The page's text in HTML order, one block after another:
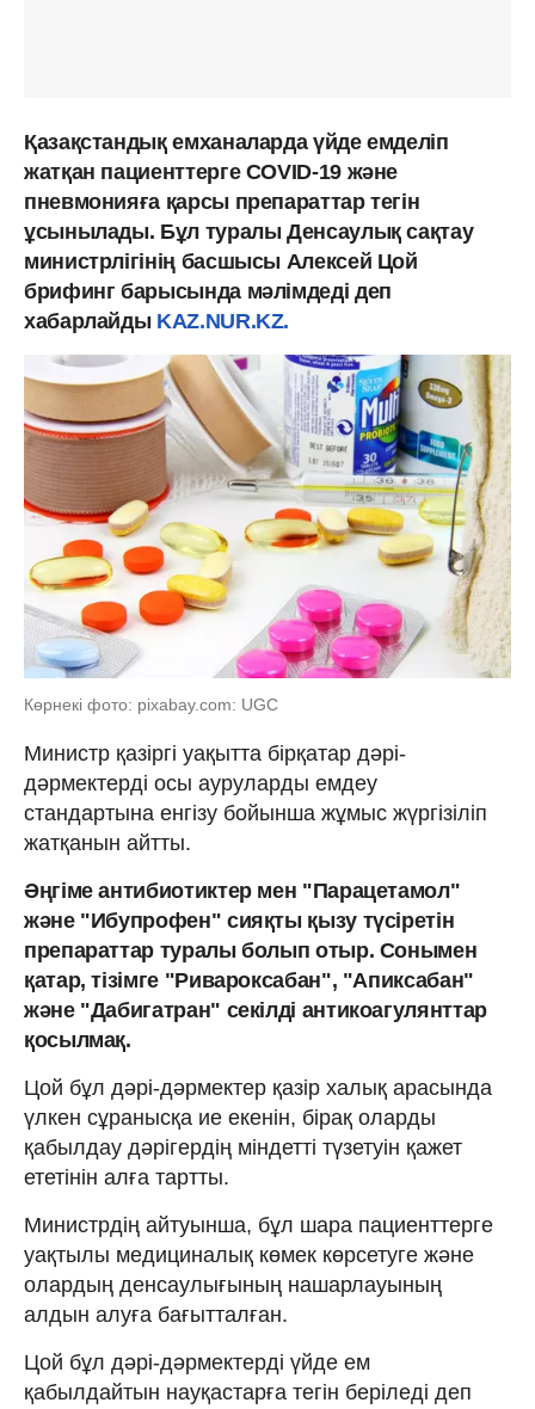
Қазақстандық емханаларда үйде емделіп
жатқан пациенттерге COVID-19 және
пневмонияға қарсы препараттар тегін
ұсынылады. Бұл туралы Денсаулық сақтау
министрлігінің басшысы Алексей Цой
брифинг барысында мәлімдеді деп
хабарлайдыKAZ.NUR.KZ.
Көрнекі фото: pixabay.com: UGC
Министр қазіргі уақытта бірқатар дәрі-
дәрмектерді осы ауруларды емдеу
стандартына енгізу бойынша жұмыс жүргізіліп
жатқанын айтты.
Әңгіме антибиотиктер мен "Парацетамол"
және "Ибупрофен" сияқты қызу түсіретін
препараттар туралы болып отыр. Сонымен
қатар, тізімге "Ривароксабан", "Апиксабан"
және "Дабигатран" секілді антикоагулянттар
қосылмақ.
Цой бұл дәрі-дәрмектер қазір халық арасында
үлкен сұранысқа ие екенін, бірақ оларды
қабылдау дәрігердің міндетті түзетуін қажет
ететінін алға тартты.
Министрдің айтуынша, бұл шара пациенттерге
уақтылы медициналық көмек көрсетуге және
олардың денсаулығының нашарлауының
алдын алуға бағытталған.
Цой бұл дәрі-дәрмектерді үйде ем
қабылдайтын науқастарға тегін беріледі деп